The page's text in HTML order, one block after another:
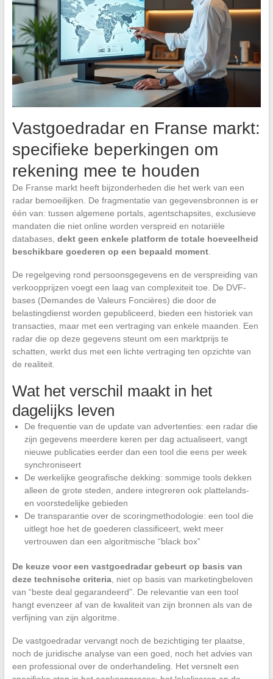
Vastgoedradar en Franse markt:
specifieke beperkingen om
rekening mee te houden
De Franse markt heeft bijzonderheden die het werk van een
radar bemoeilijken. De fragmentatie van gegevensbronnen is er
één van: tussen algemene portals, agentschapsites, exclusieve
mandaten die niet online worden verspreid en notariële
databases, dekt geen enkele platform de totale hoeveelheid
beschikbare goederen op een bepaald moment.
De regelgeving rond persoonsgegevens en de verspreiding van
verkoopprijzen voegt een laag van complexiteit toe. De DVF-
bases (Demandes de Valeurs Foncières) die door de
belastingdienst worden gepubliceerd, bieden een historiek van
transacties, maar met een vertraging van enkele maanden. Een
radar die op deze gegevens steunt om een marktprijs te
schatten, werkt dus met een lichte vertraging ten opzichte van
de realiteit.
Wat het verschil maakt in het
dagelijks leven
De frequentie van de update van advertenties: een radar die
zijn gegevens meerdere keren per dag actualiseert, vangt
nieuwe publicaties eerder dan een tool die eens per week
synchroniseert
De werkelijke geografische dekking: sommige tools dekken
alleen de grote steden, andere integreren ook plattelands-
en voorstedelijke gebieden
De transparantie over de scoringmethodologie: een tool die
uitlegt hoe het de goederen classificeert, wekt meer
vertrouwen dan een algoritmische “black box”
De keuze voor een vastgoedradar gebeurt op basis van
deze technische criteria, niet op basis van marketingbeloven
van “beste deal gegarandeerd”. De relevantie van een tool
hangt evenzeer af van de kwaliteit van zijn bronnen als van de
verfijning van zijn algoritme.
De vastgoedradar vervangt noch de bezichtiging ter plaatse,
noch de juridische analyse van een goed, noch het advies van
een professional over de onderhandeling. Het versnelt een